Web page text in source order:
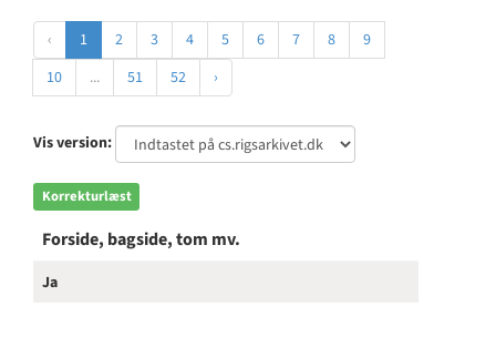
‹ 1 2 3 4 5 6 7 8
9
10
... 51 52 ›
Vis version:
Korrekturlæst
Forside, bagside, tom mv.
Ja